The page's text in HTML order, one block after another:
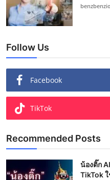
benzbenzio
Follow Us
Facebook
TikTok
Recommended Posts
น้องติ๊ก
TikTok